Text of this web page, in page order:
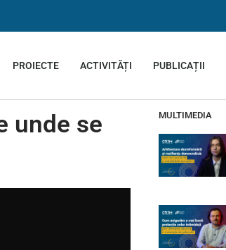
PROIECTE ACTIVITĂȚI PUBLICAȚII
unde se
MULTIMEDIA